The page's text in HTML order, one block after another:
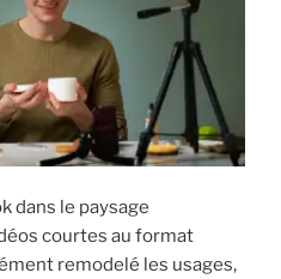
dans le paysage
courtes au format
remodelé les usages,